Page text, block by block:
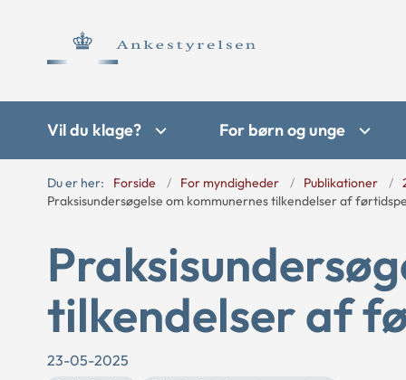
Vil du klage? For børn og unge
Du er her: Forside For myndigheder Publikationer
Praksisundersøgelse om kommunernes tilkendelser af
tilkendelser af
23-05-2025